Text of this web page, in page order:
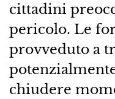
cittadini
pericolo. Le
provveduto a
chiudere